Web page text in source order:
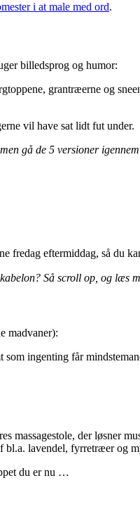
i at male med ord.
billedsprog og humor:
grantræerne og
vil have sat lidt fut under.
gå de 5 versioner
fredag eftermiddag, så du
Så scroll op, og
madvaner):
som ingenting får
massagestole, der løsner
bl.a. lavendel, fyrretræer og
du er nu …